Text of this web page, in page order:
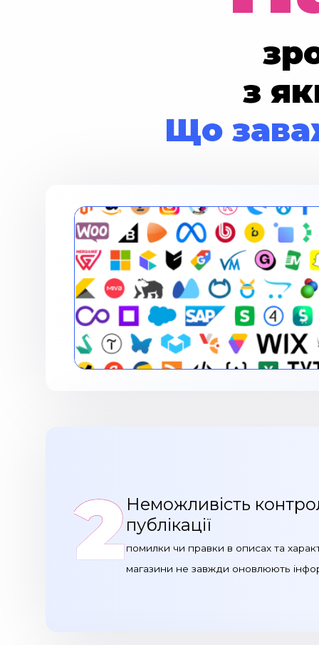
з
Що
2Неможливість
публікації
помилки чи правки в описах та
магазини не завжди оновлюють